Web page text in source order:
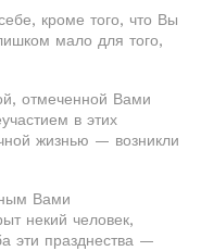
кроме того, что Вы
мало для того,
отмеченной Вами
в этих
жизнью — возникли
Вами
некий человек,
эти празднества —